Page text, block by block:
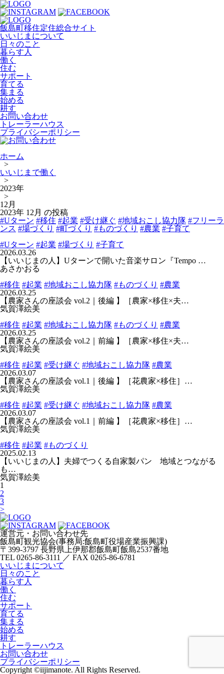
飯島町移住定住総合サイト
いいじまについて
日々のこと
暮らす人
働く
住む
サポート
育てる
集まる
始める
耕す
お問い合わせ
トレーラーハウス
プライバシーポリシー
ホーム
>
いいじまで働く
>
2023年
>
12月
2023年 12月 の投稿
#Uターン #移住 #起業 #受け継ぐ #地域おこし協力隊 #フリーラ
ンス #場づくり #町づくり #ものづくり #農業 #子育て
#Uターン #起業 #場づくり #子育て
2026.03.26
【いいじまの人】Uターンで開いた音楽サロン『Tempo …
あさかおる
#移住 #起業 #地域おこし協力隊 #ものづくり #農業
2026.03.25
【農家さんの座談会 vol.2｜後編 】［農家×移住×夫…
気賀澤絵美
#移住 #起業 #地域おこし協力隊 #ものづくり #農業
2026.03.25
【農家さんの座談会 vol.2｜前編 】［農家×移住×夫…
気賀澤絵美
#移住 #起業 #受け継ぐ #地域おこし協力隊 #農業
2026.03.07
【農家さんの座談会 vol.1｜後編 】［花農家×移住］…
気賀澤絵美
#移住 #起業 #受け継ぐ #地域おこし協力隊 #農業
2026.03.07
【農家さんの座談会 vol.1｜前編 】［花農家×移住］…
気賀澤絵美
#移住 #起業 #ものづくり
2025.02.13
【いいじまの人】夫婦でつくる自家製パン 地域とつながる
も…
気賀澤絵美
1
2
3
>
運営元・お問い合わせ先
飯島町観光協会(事務局:飯島町役場産業振興課)
〒399-3797 長野県上伊那郡飯島町飯島2537番地
TEL 0265-86-3111 ／ FAX 0265-86-6781
いいじまについて
日々のこと
暮らす人
働く
住む
サポート
育てる
集まる
始める
耕す
トレーラーハウス
お問い合わせ
プライバシーポリシー
Copyright ©iijimanote. All Rights Reserved.